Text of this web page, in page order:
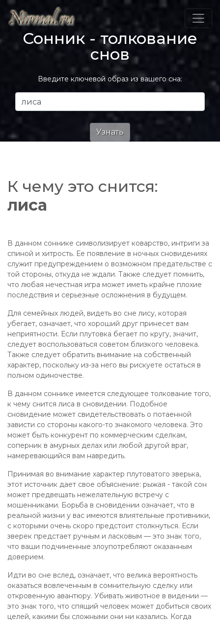
Сонник - толкование
снов
Введите ключевой образ из вашего сна:
К чему это снится:
лиса
В данном соннике символизирует коварство, интриги за
спиной и хитрость. Ее появление в ночных сновидениях
служит предупреждением о возможном предательстве с
той стороны, откуда не ждали. Также следует помнить,
что любая нечестная игра может иметь крайне плохие
последствия и серьезные осложнения в будущем.
Для семейных людей, видеть во сне лису, которая
убегает, означает, что хороший друг принесет вам
неприятности. Если плутовка бегает по кругу, значит,
следует воспользоваться советом близкого человека.
Также следует обратить внимание на собственный
характер, поскольку из-за него вы рискуете остаться в
полном одиночестве.
В данном соннике имеется следующее толкование того,
к чему снится лиса в сновидении. Подобное
сновидение может свидетельствовать о потаенной
зависти со стороны какого-то знакомого человека. Это
может быть конкурент по коммерческим сделкам,
соперник в амурных делах или любой другой враг,
намеревающийся вам навредить.
Принимая во внимание характер плутоватого зверька,
этот источник дает свое объяснение: рыжая - такой сон
может предвещать нежелательную встречу с
мошенниками. Борьба в сновидении означает, что в
реальной жизни у вас имеются влиятельные противники,
с которыми очень скоро предстоит столкнуться. Если
зверек предстает ручным и ласковым — это знак того,
что ваши подчиненные злоупотребляют оказанным
доверием.
Идти во сне вслед, означает, что велика вероятность
оказаться вовлеченным в сомнительную сделку или
откровенную авантюру. Убивать животное в видении —
это знак того, что спящий человек может добиться своих
целей, какими бы сложными они ни казались. Когда